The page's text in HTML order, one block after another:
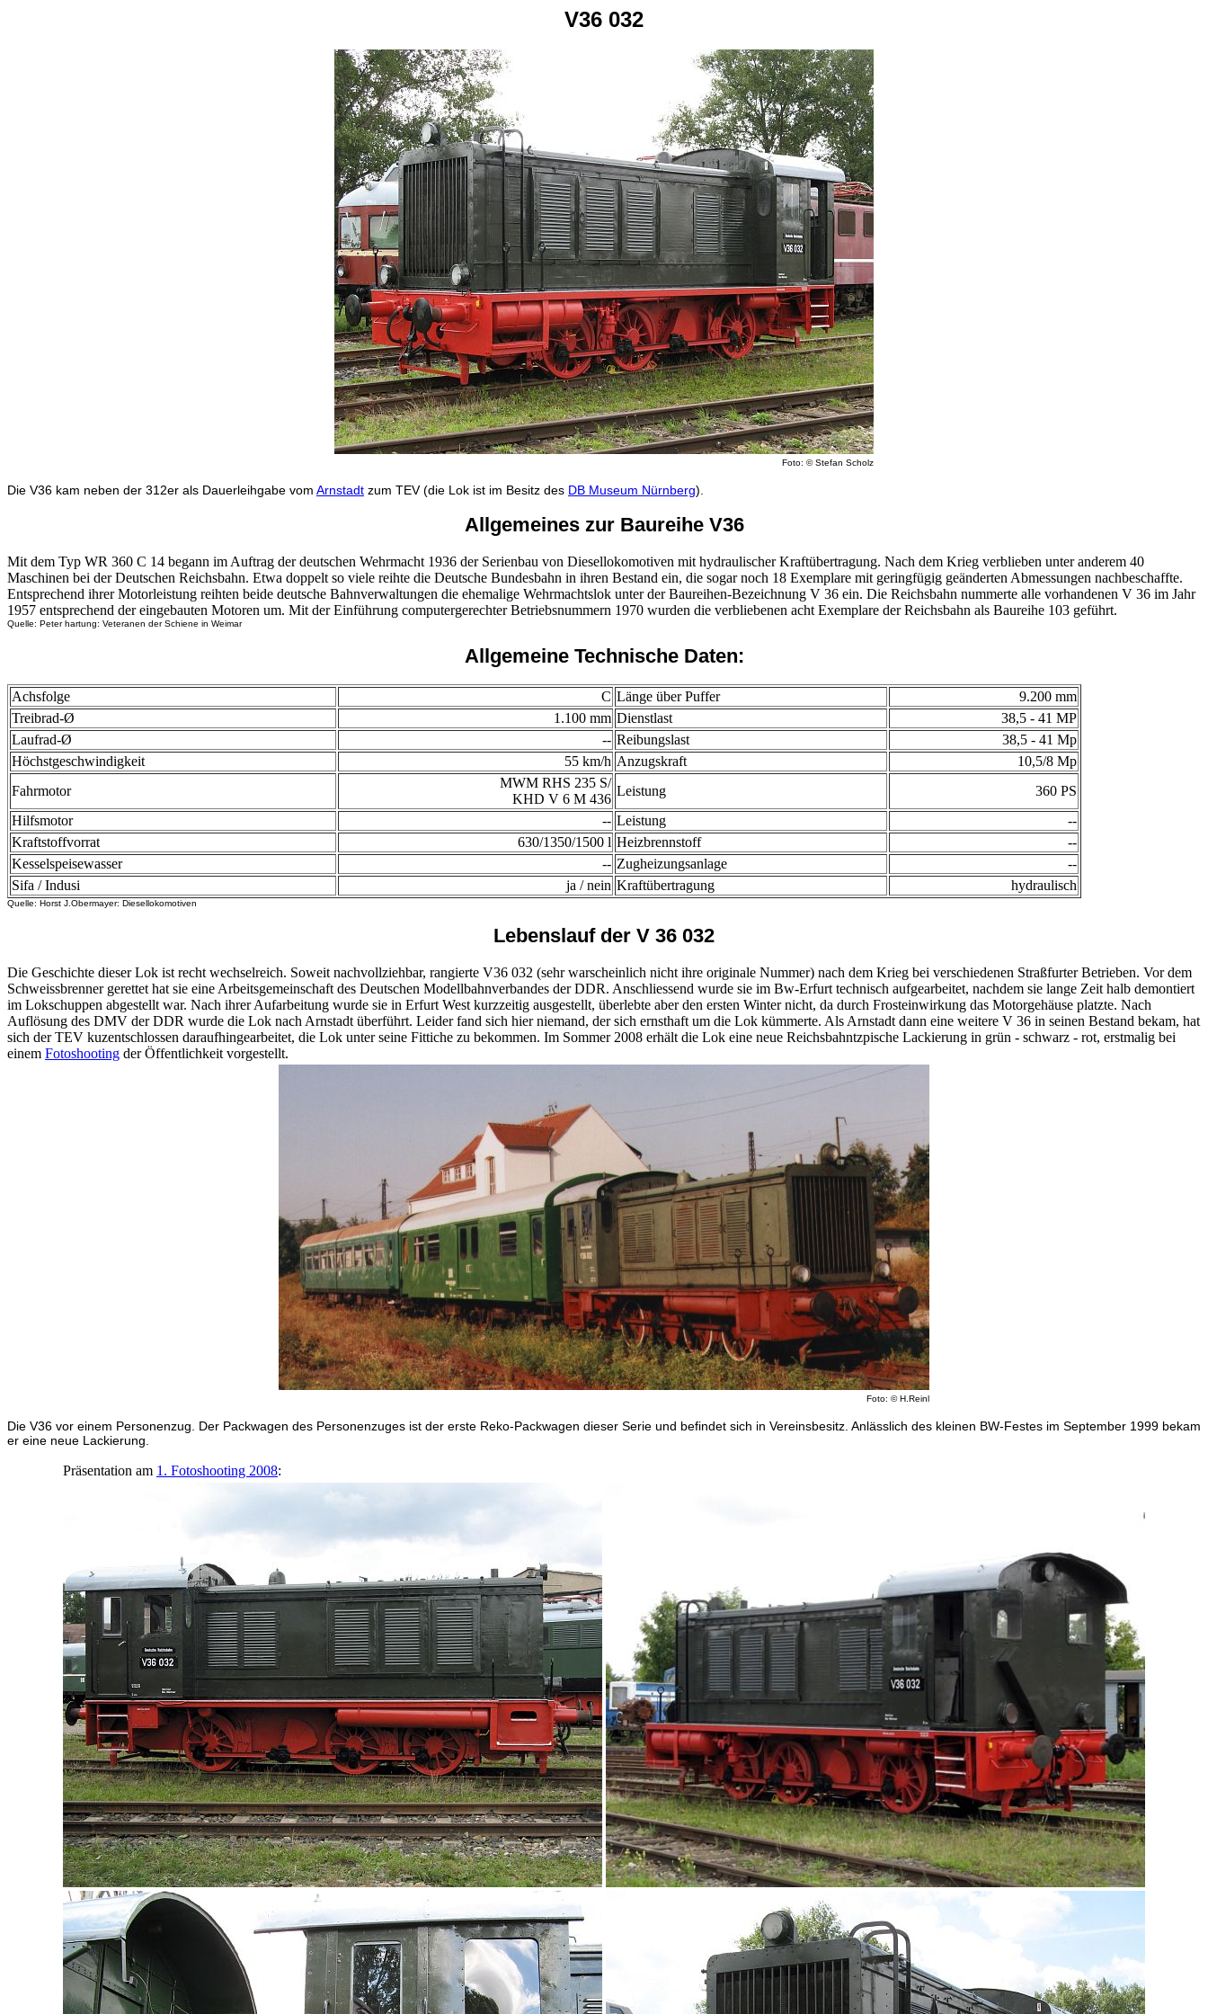
V36 032
Foto: © Stefan Scholz
Die V36 kam neben der 312er als Dauerleihgabe vom Arnstadt zum TEV (die Lok ist im Besitz des DB Museum Nürnberg).
Allgemeines zur Baureihe V36
Mit dem Typ WR 360 C 14 begann im Auftrag der deutschen Wehrmacht 1936 der Serienbau von Diesellokomotiven mit hydraulischer Kraftübertragung. Nach dem Krieg verblieben unter anderem 40
Maschinen bei der Deutschen Reichsbahn. Etwa doppelt so viele reihte die Deutsche Bundesbahn in ihren Bestand ein, die sogar noch 18 Exemplare mit geringfügig geänderten Abmessungen nachbeschaffte.
Entsprechend ihrer Motorleistung reihten beide deutsche Bahnverwaltungen die ehemalige Wehrmachtslok unter der Baureihen-Bezeichnung V 36 ein. Die Reichsbahn nummerte alle vorhandenen V 36 im Jahr
1957 entsprechend der eingebauten Motoren um. Mit der Einführung computergerechter Betriebsnummern 1970 wurden die verbliebenen acht Exemplare der Reichsbahn als Baureihe 103 geführt.
Quelle: Peter hartung: Veteranen der Schiene in Weimar
Allgemeine Technische Daten:
Achsfolge C Länge über Puffer
9.200 mm
Treibrad-Ø
1.100 mm Dienstlast
38,5 - 41 MP
Laufrad-Ø
-- Reibungslast
38,5 - 41 Mp
Höchstgeschwindigkeit
55 km/h Anzugskraft
10,5/8 Mp
Fahrmotor
MWM RHS 235 S/
KHD V 6 M 436
Leistung
360 PS
Hilfsmotor
-- Leistung
--
Kraftstoffvorrat
630/1350/1500 l Heizbrennstoff
--
Kesselspeisewasser
-- Zugheizungsanlage
--
Sifa / Indusi
ja / nein Kraftübertragung hydraulisch
Quelle: Horst J.Obermayer: Diesellokomotiven
Lebenslauf der V 36 032
Die Geschichte dieser Lok ist recht wechselreich. Soweit nachvollziehbar, rangierte V36 032 (sehr warscheinlich nicht ihre originale Nummer) nach dem Krieg bei verschiedenen Straßfurter Betrieben. Vor dem
Schweissbrenner gerettet hat sie eine Arbeitsgemeinschaft des Deutschen Modellbahnverbandes der DDR. Anschliessend wurde sie im Bw-Erfurt technisch aufgearbeitet, nachdem sie lange Zeit halb demontiert
im Lokschuppen abgestellt war. Nach ihrer Aufarbeitung wurde sie in Erfurt West kurzzeitig ausgestellt, überlebte aber den ersten Winter nicht, da durch Frosteinwirkung das Motorgehäuse platzte. Nach
Auflösung des DMV der DDR wurde die Lok nach Arnstadt überführt. Leider fand sich hier niemand, der sich ernsthaft um die Lok kümmerte. Als Arnstadt dann eine weitere V 36 in seinen Bestand bekam, hat
sich der TEV kuzentschlossen daraufhingearbeitet, die Lok unter seine Fittiche zu bekommen. Im Sommer 2008 erhält die Lok eine neue Reichsbahntzpische Lackierung in grün - schwarz - rot, erstmalig bei
einem Fotoshooting der Öffentlichkeit vorgestellt.
Foto: © H.Reinl
Die V36 vor einem Personenzug. Der Packwagen des Personenzuges ist der erste Reko-Packwagen dieser Serie und befindet sich in Vereinsbesitz. Anlässlich des kleinen BW-Festes im September 1999 bekam
er eine neue Lackierung.
Präsentation am 1. Fotoshooting 2008: